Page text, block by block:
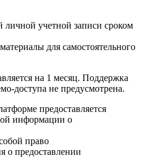
учетной записи сроком
для самостоятельного
на 1 месяц. Поддержка
доступа не предусмотрена.
предоставляется
информации о
право
о предоставлении